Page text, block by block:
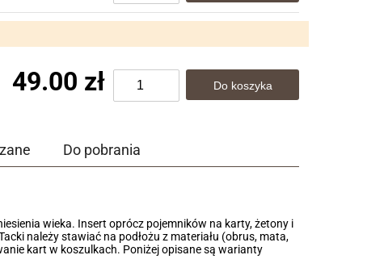
49.00 zł
Do pobrania
wieka. Insert oprócz pojemników na karty, żetony i
należy stawiać na podłożu z materiału (obrus, mata,
kart w koszulkach. Poniżej opisane są warianty